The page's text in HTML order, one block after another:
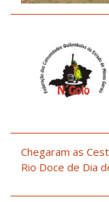
Chegaram as
Rio Doce de Dia